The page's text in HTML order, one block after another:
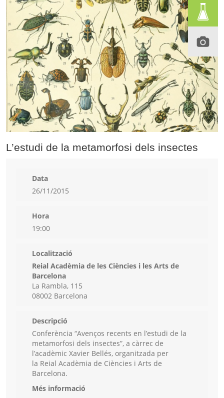
L’estudi de la metamorfosi dels insectes
Data
26/11/2015
Hora
19:00
Localització
Reial Acadèmia de les Ciències i les Arts de
Barcelona
La Rambla, 115
08002 Barcelona
Descripció
Conferència “Avenços recents en l’estudi de la
metamorfosi dels insectes”, a càrrec de
l’acadèmic Xavier Bellés, organitzada per
la Reial Acadèmia de Ciències i Arts de
Barcelona.
Més informació